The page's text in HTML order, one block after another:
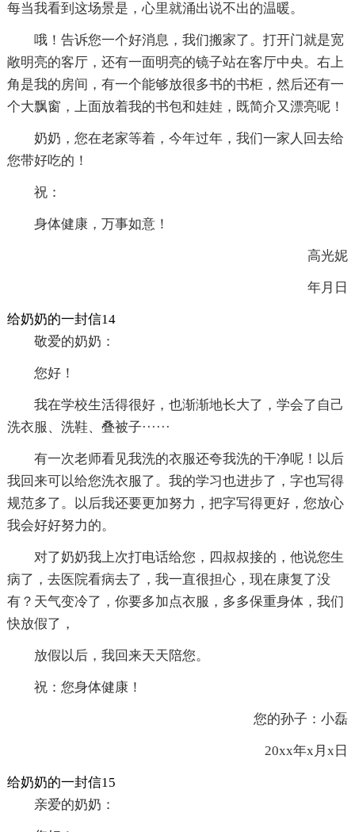
每当我看到这场景是，心里就涌出说不出的温暖。
哦！告诉您一个好消息，我们搬家了。打开门就是宽
敞明亮的客厅，还有一面明亮的镜子站在客厅中央。右上
角是我的房间，有一个能够放很多书的书柜，然后还有一
个大飘窗，上面放着我的书包和娃娃，既简介又漂亮呢！
奶奶，您在老家等着，今年过年，我们一家人回去给
您带好吃的！
祝：
身体健康，万事如意！
高光妮
年月日
给奶奶的一封信14
敬爱的奶奶：
您好！
我在学校生活得很好，也渐渐地长大了，学会了自己
洗衣服、洗鞋、叠被子······
有一次老师看见我洗的衣服还夸我洗的干净呢！以后
我回来可以给您洗衣服了。我的学习也进步了，字也写得
规范多了。以后我还要更加努力，把字写得更好，您放心
我会好好努力的。
对了奶奶我上次打电话给您，四叔叔接的，他说您生
病了，去医院看病去了，我一直很担心，现在康复了没
有？天气变冷了，你要多加点衣服，多多保重身体，我们
快放假了，
放假以后，我回来天天陪您。
祝：您身体健康！
您的孙子：小磊
20xx年x月x日
给奶奶的一封信15
亲爱的奶奶：